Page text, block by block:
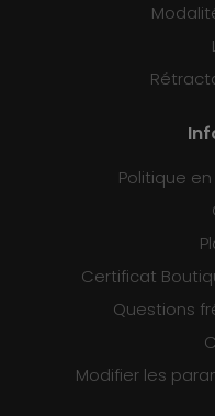
Politique
Certificat
Questions
Modifier les